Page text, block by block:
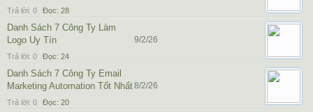
Trả lời: 0 Đọc: 28
Danh Sách 7 Công Ty Làm
Logo Uy Tín
Trả lời: 0 Đọc: 24
9/2/26
Danh Sách 7 Công Ty Email
Marketing Automation Tốt Nhất
Trả lời: 0 Đọc: 20
8/2/26